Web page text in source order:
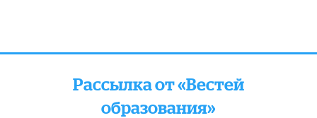
Рассылка от «Вестей
образования»